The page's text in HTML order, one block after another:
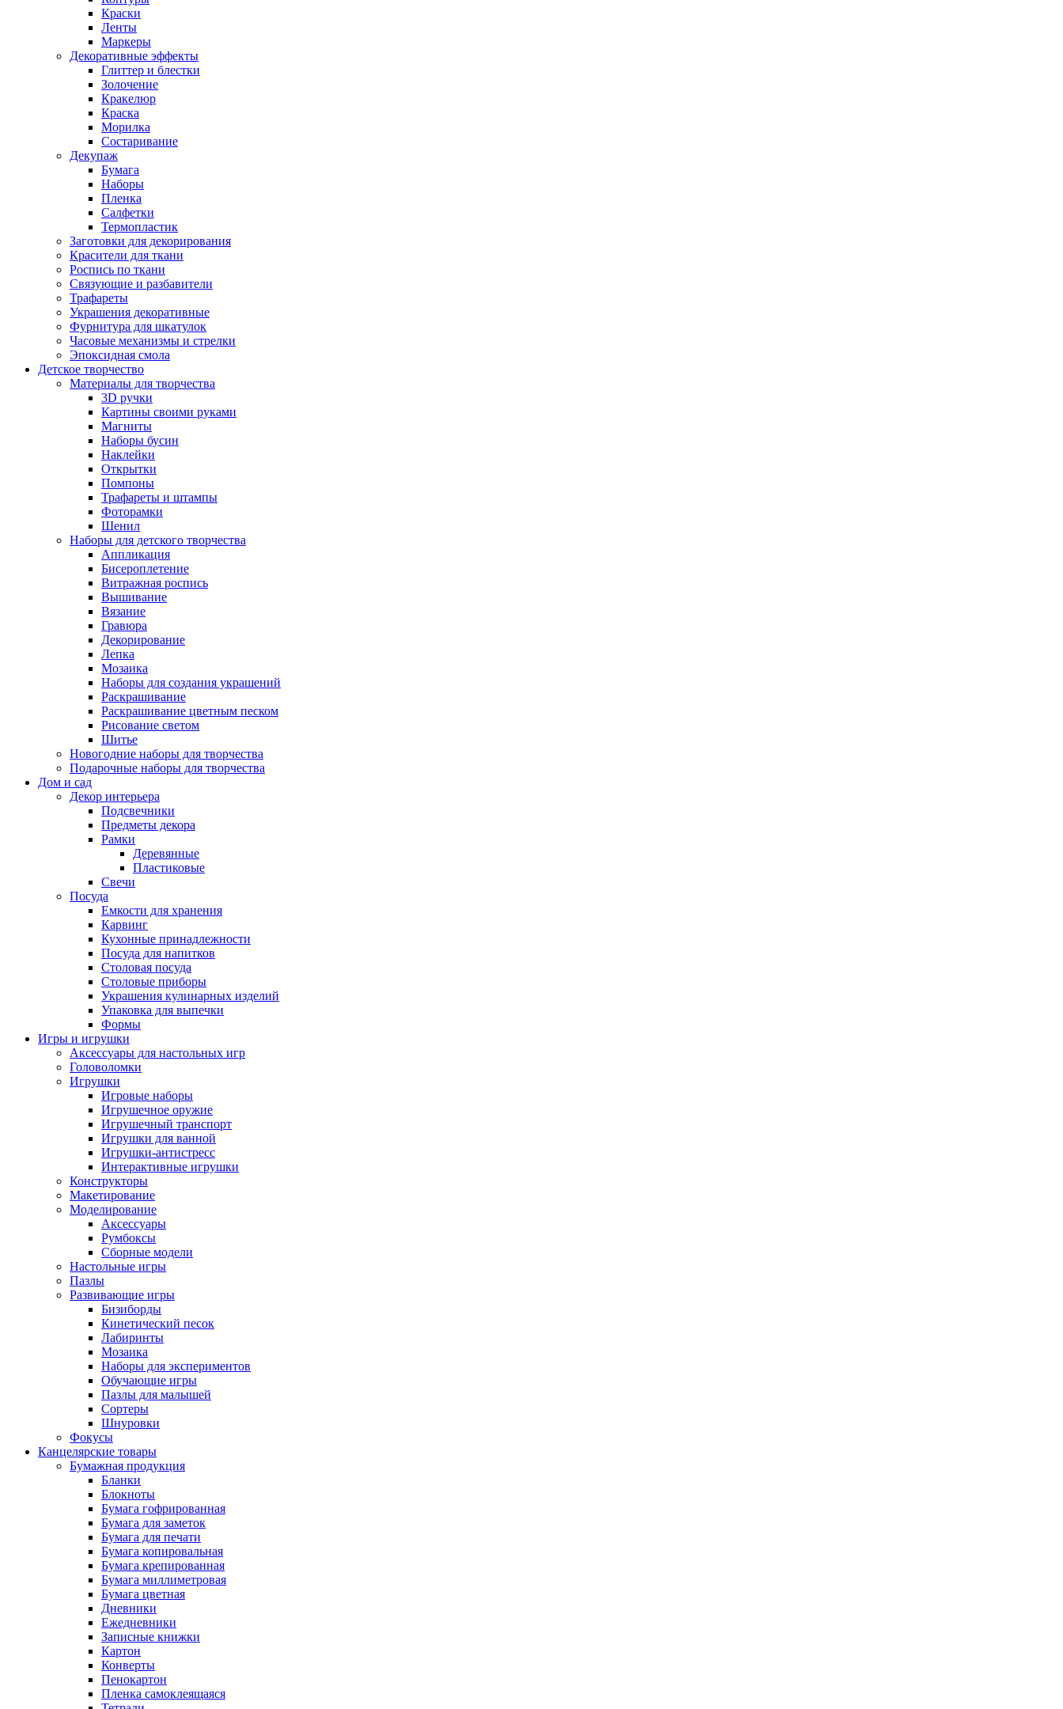
Краски
Ленты
Маркеры
Декоративные эффекты
Глиттер и блестки
Золочение
Кракелюр
Краска
Морилка
Состаривание
Декупаж
Бумага
Наборы
Пленка
Салфетки
Термопластик
Заготовки для декорирования
Красители для ткани
Роспись по ткани
Связующие и разбавители
Трафареты
Украшения декоративные
Фурнитура для шкатулок
Часовые механизмы и стрелки
Эпоксидная смола
Детское творчество
Материалы для творчества
3D ручки
Картины своими руками
Магниты
Наборы бусин
Наклейки
Открытки
Помпоны
Трафареты и штампы
Фоторамки
Шенил
Наборы для детского творчества
Аппликация
Бисероплетение
Витражная роспись
Вышивание
Вязание
Гравюра
Декорирование
Лепка
Мозаика
Наборы для создания украшений
Раскрашивание
Раскрашивание цветным песком
Рисование светом
Шитье
Новогодние наборы для творчества
Подарочные наборы для творчества
Дом и сад
Декор интерьера
Подсвечники
Предметы декора
Рамки
Деревянные
Пластиковые
Свечи
Посуда
Емкости для хранения
Карвинг
Кухонные принадлежности
Посуда для напитков
Столовая посуда
Столовые приборы
Украшения кулинарных изделий
Упаковка для выпечки
Формы
Игры и игрушки
Аксессуары для настольных игр
Головоломки
Игрушки
Игровые наборы
Игрушечное оружие
Игрушечный транспорт
Игрушки для ванной
Игрушки-антистресс
Интерактивные игрушки
Конструкторы
Макетирование
Моделирование
Аксессуары
Румбоксы
Сборные модели
Настольные игры
Пазлы
Развивающие игры
Бизиборды
Кинетический песок
Лабиринты
Мозаика
Наборы для экспериментов
Обучающие игры
Пазлы для малышей
Сортеры
Шнуровки
Фокусы
Канцелярские товары
Бумажная продукция
Бланки
Блокноты
Бумага гофрированная
Бумага для заметок
Бумага для печати
Бумага копировальная
Бумага крепированная
Бумага миллиметровая
Бумага цветная
Дневники
Ежедневники
Записные книжки
Картон
Конверты
Пенокартон
Пленка самоклеящаяся